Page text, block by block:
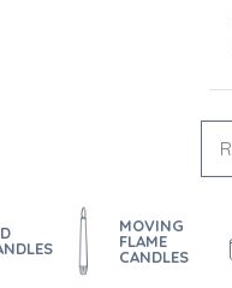
MOVING
FLAME
CANDLES